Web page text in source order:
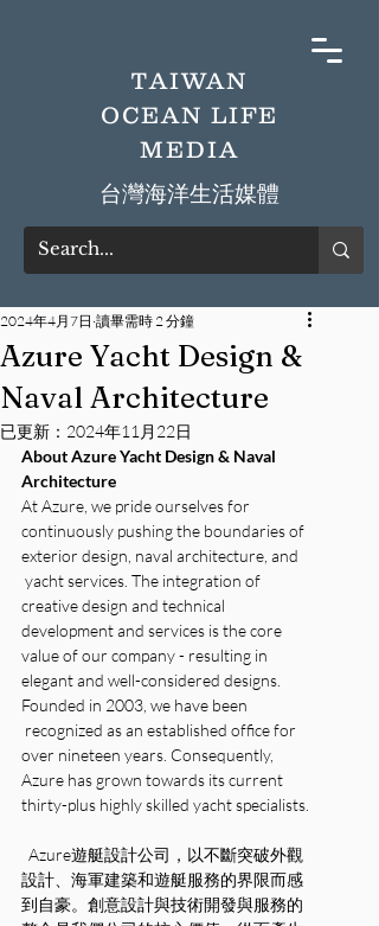
TAIWAN
OCEAN LIFE
MEDIA
​台灣海洋生活媒體
Azure Yacht Design &
Naval Architecture
2024年4月7日 讀畢需時 2 分鐘
已更新： 2024年11月22日
About Azure Yacht Design & Naval
Architecture
At Azure, we pride ourselves for
continuously pushing the boundaries of
exterior design, naval architecture, and
yacht services. The integration of
creative design and technical
development and services is the core
value of our company - resulting in
elegant and well-considered designs.
Founded in 2003, we have been
recognized as an established office for
over nineteen years. Consequently,
Azure has grown towards its current
thirty-plus highly skilled yacht specialists.
Azure遊艇設計公司，以不斷突破外觀
設計、海軍建築和遊艇服務的界限而感
到自豪。創意設計與技術開發與服務的